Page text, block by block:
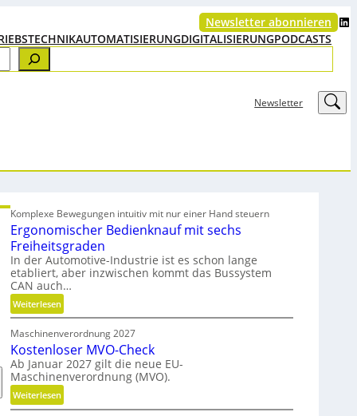
Newsletter abonnieren LinkedIn
AUTOMATISIERUNGDIGITALISIERUNGPODCASTS
Newsletter LinkedIn
Komplexe Bewegungen intuitiv mit nur einer Hand steuern
Ergonomischer Bedienknauf mit sechs
Freiheitsgraden
In der Automotive-Industrie ist es schon lange
etabliert, aber inzwischen kommt das Bussystem
CAN auch…
Weiterlesen:
E
r
g
o
n
o
m
Maschinenverordnung 2027
Kostenloser MVO-Check
Ab Januar 2027 gilt die neue EU-
Maschinenverordnung (MVO).
Weiterlesen:
K